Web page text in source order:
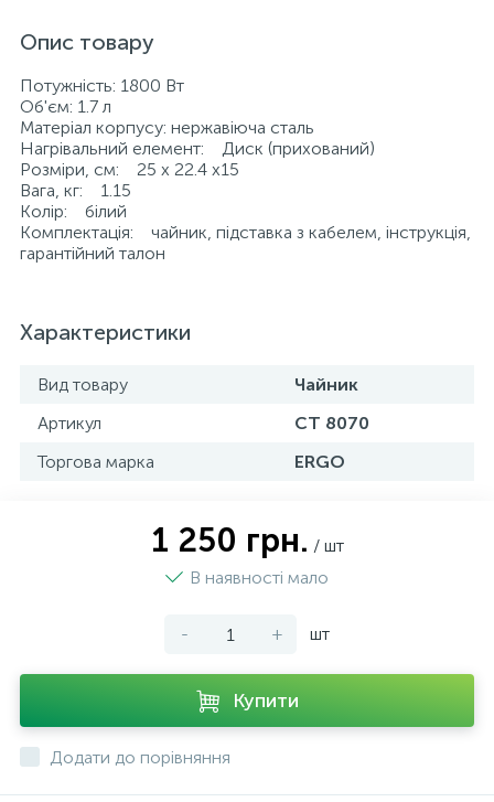
Опис товару
Потужність: 1800 Вт
Об'єм: 1.7 л
Матеріал корпусу: нержавіюча сталь
Нагрівальний елемент: Диск (прихований)
Розміри, см: 25 х 22.4 х15
Вага, кг: 1.15
Колір: білий
Комплектація: чайник, підставка з кабелем, інструкція,
гарантійний талон
Характеристики
Вид товару
Чайник
Артикул
CT 8070
Торгова марка
ERGO
1 250 грн. / шт
В наявності мало
- + шт
Купити
Додати до порівняння